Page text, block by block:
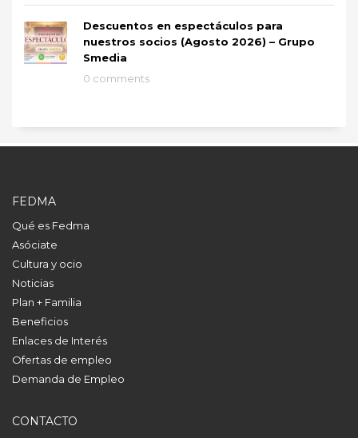
Descuentos en espectáculos para
nuestros socios (Agosto 2026) – Grupo
Smedia
0 comments
FEDMA
Qué es Fedma
Asóciate
Cultura y ocio
Noticias
Plan + Familia
Beneficios
Enlaces de Interés
Ofertas de empleo
Demanda de Empleo
CONTACTO